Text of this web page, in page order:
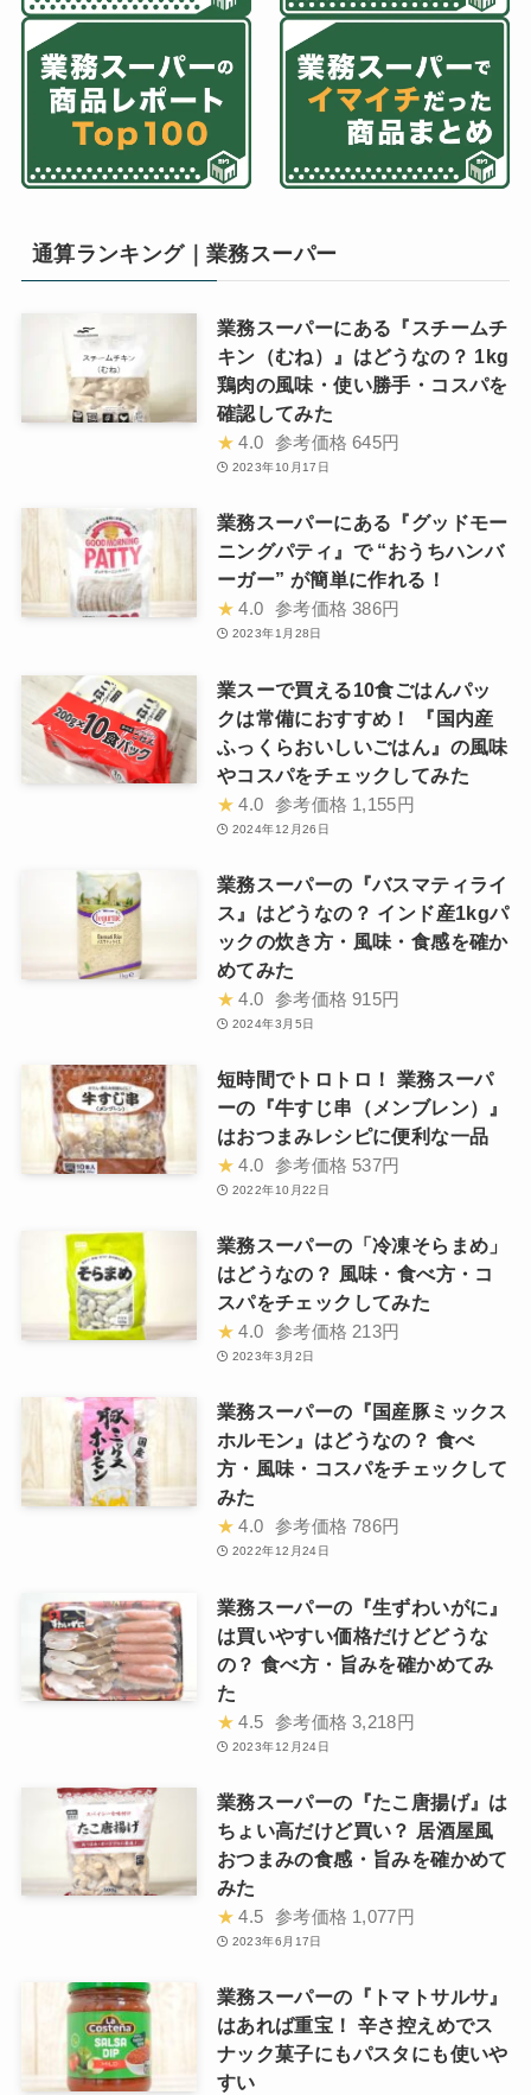
通算ランキング｜業務スーパー
業務スーパーにある『スチームチ
キン（むね）』はどうなの？ 1kg
鶏肉の風味・使い勝手・コスパを
確認してみた
★ 4.0 参考価格 645円
2023年10月17日
業務スーパーにある『グッドモー
ニングパティ』で “おうちハンバ
ーガー” が簡単に作れる！
★ 4.0 参考価格 386円
2023年1月28日
業スーで買える10食ごはんパッ
クは常備におすすめ！ 『国内産
ふっくらおいしいごはん』の風味
やコスパをチェックしてみた
★ 4.0 参考価格 1,155円
2024年12月26日
業務スーパーの『バスマティライ
ス』はどうなの？ インド産1kgパ
ックの炊き方・風味・食感を確か
めてみた
★ 4.0 参考価格 915円
2024年3月5日
短時間でトロトロ！ 業務スーパ
ーの『牛すじ串（メンブレン）』
はおつまみレシピに便利な一品
★ 4.0 参考価格 537円
2022年10月22日
業務スーパーの「冷凍そらまめ」
はどうなの？ 風味・食べ方・コ
スパをチェックしてみた
★ 4.0 参考価格 213円
2023年3月2日
業務スーパーの『国産豚ミックス
ホルモン』はどうなの？ 食べ
方・風味・コスパをチェックして
みた
★ 4.0 参考価格 786円
2022年12月24日
業務スーパーの『生ずわいがに』
は買いやすい価格だけどどうな
の？ 食べ方・旨みを確かめてみ
た
★ 4.5 参考価格 3,218円
2023年12月24日
業務スーパーの『たこ唐揚げ』は
ちょい高だけど買い？ 居酒屋風
おつまみの食感・旨みを確かめて
みた
★ 4.5 参考価格 1,077円
2023年6月17日
業務スーパーの『トマトサルサ』
はあれば重宝！ 辛さ控えめでス
ナック菓子にもパスタにも使いや
すい